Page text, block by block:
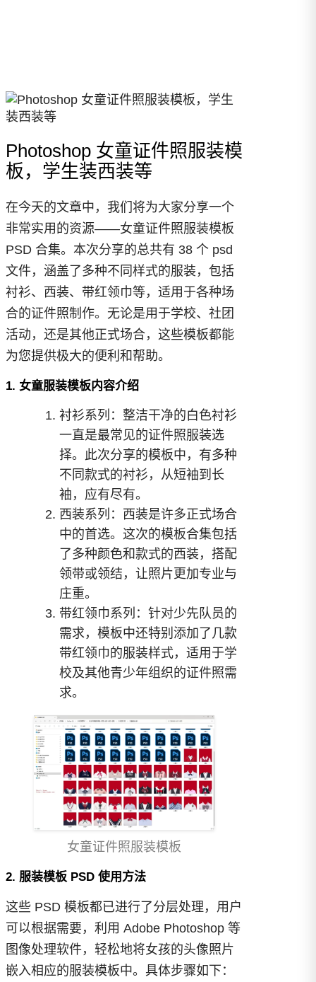
Photoshop 女童证件照服装模
板，学生装西装等
在今天的文章中，我们将为大家分享一个
非常实用的资源——女童证件照服装模板
PSD 合集。本次分享的总共有 38 个 psd
文件，涵盖了多种不同样式的服装，包括
衬衫、西装、带红领巾等，适用于各种场
合的证件照制作。无论是用于学校、社团
活动，还是其他正式场合，这些模板都能
为您提供极大的便利和帮助。
1. 女童服装模板内容介绍
衬衫系列：整洁干净的白色衬衫
一直是最常见的证件照服装选
择。此次分享的模板中，有多种
不同款式的衬衫，从短袖到长
袖，应有尽有。
西装系列：西装是许多正式场合
中的首选。这次的模板合集包括
了多种颜色和款式的西装，搭配
领带或领结，让照片更加专业与
庄重。
带红领巾系列：针对少先队员的
需求，模板中还特别添加了几款
带红领巾的服装样式，适用于学
校及其他青少年组织的证件照需
求。
女童证件照服装模板
2. 服装模板 PSD 使用方法
这些 PSD 模板都已进行了分层处理，用户
可以根据需要，利用 Adobe Photoshop 等
图像处理软件，轻松地将女孩的头像照片
嵌入相应的服装模板中。具体步骤如下：